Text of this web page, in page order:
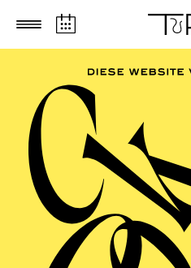
Zum Hauptinhalt springen